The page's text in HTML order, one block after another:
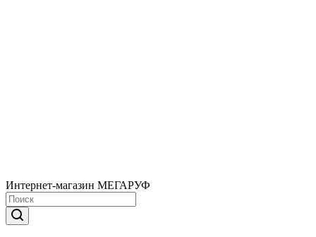
Интернет-магазин МЕГАРУФ